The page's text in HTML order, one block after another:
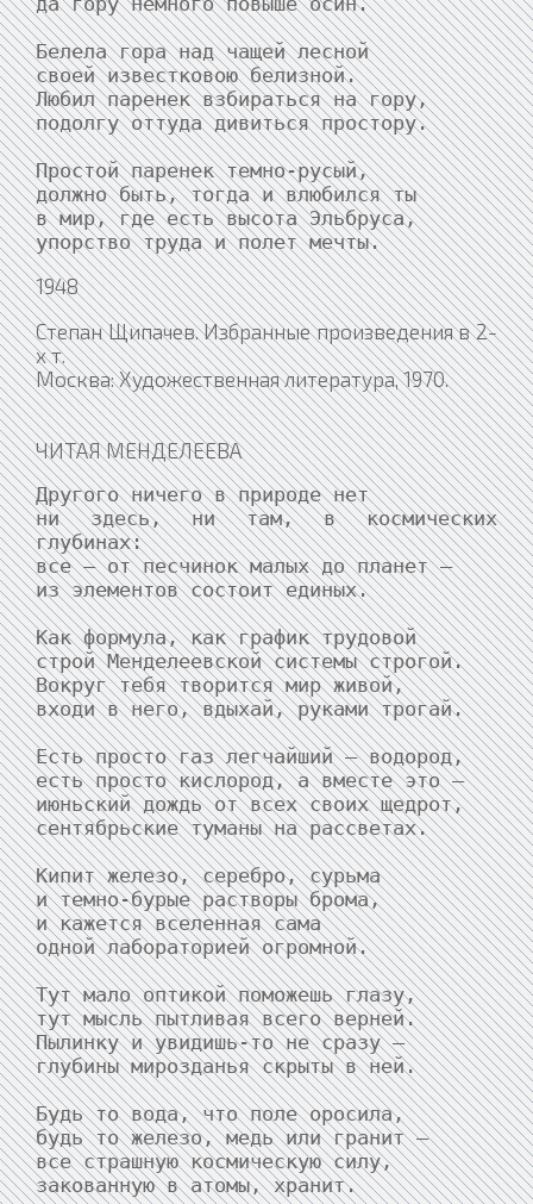
Белела гора над чащей лесной
своей известковою белизной.
Любил паренек взбираться на гору,
подолгу оттуда дивиться простору.
Простой паренек темно-русый,
должно быть, тогда и влюбился ты
в мир, где есть высота Эльбруса,
упорство труда и полет мечты.
1948
Степан Щипачев. Избранные произведения в 2-
х т.
Москва: Художественная литература, 1970.
ЧИТАЯ МЕНДЕЛЕЕВА
Другого ничего в природе нет
ни здесь, ни там, в космических
глубинах:
все — от песчинок малых до планет —
из элементов состоит единых.
Как формула, как график трудовой
строй Менделеевской системы строгой.
Вокруг тебя творится мир живой,
входи в него, вдыхай, руками трогай.
Есть просто газ легчайший — водород,
есть просто кислород, а вместе это —
июньский дождь от всех своих щедрот,
сентябрьские туманы на рассветах.
Кипит железо, серебро, сурьма
и темно-бурые растворы брома,
и кажется вселенная сама
одной лабораторией огромной.
Тут мало оптикой поможешь глазу,
тут мысль пытливая всего верней.
Пылинку и увидишь-то не сразу —
глубины мирозданья скрыты в ней.
Будь то вода, что поле оросила,
будь то железо, медь или гранит —
все страшную космическую силу,
закованную в атомы, хранит.